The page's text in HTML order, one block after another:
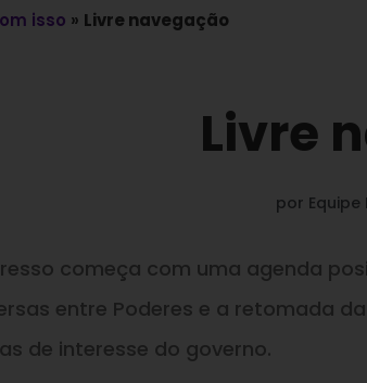
isso » Livre navegação
Livre
por Equipe
começa com uma agenda
entre Poderes e a retomada
de interesse do governo.